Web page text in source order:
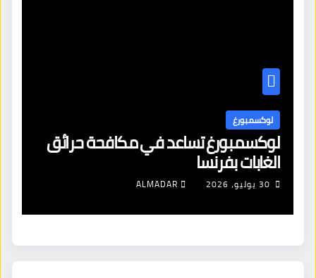
لوكسمبورغ
لوكسمبورغ تساعد في مكافحة حرائق
الغابات بفرنسا
30 يوليو، 2026 ALMADAR